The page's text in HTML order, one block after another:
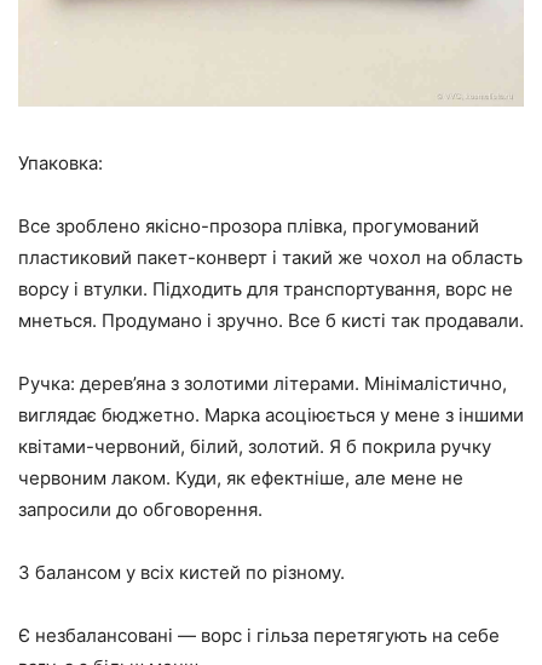
Упаковка:
Все зроблено якісно-прозора плівка, прогумований
пластиковий пакет-конверт і такий же чохол на область
ворсу і втулки. Підходить для транспортування, ворс не
мнеться. Продумано і зручно. Все б кисті так продавали.
Ручка: дерев’яна з золотими літерами. Мінімалістично,
виглядає бюджетно. Марка асоціюється у мене з іншими
квітами-червоний, білий, золотий. Я б покрила ручку
червоним лаком. Куди, як ефектніше, але мене не
запросили до обговорення.
З балансом у всіх кистей по різному.
Є незбалансовані — ворс і гільза перетягують на себе